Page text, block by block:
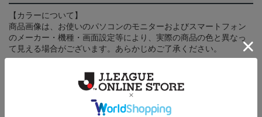
【カラーについて】
商品画像は、お使いのパソコンのモニターおよびスマートフォン
のメーカー・機種・画面設定等により、実際の商品の色と異なっ
て見える場合がございます。あらかじめご了承ください。
取り扱い商品によっては、パッケージやデザインなどの仕様が予
告なく変更になることがございます。